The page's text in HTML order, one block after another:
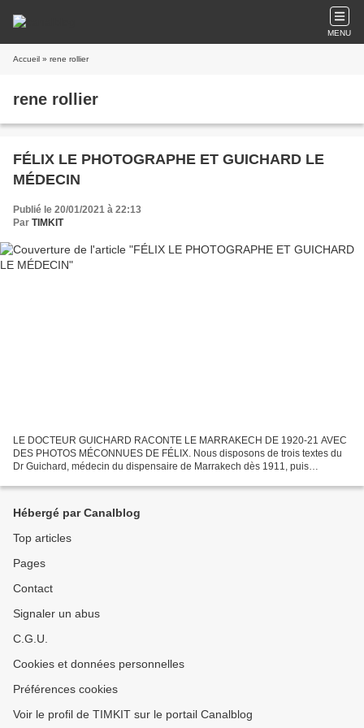
MENU
Accueil » rene rollier
rene rollier
FÉLIX LE PHOTOGRAPHE ET GUICHARD LE
MÉDECIN
Publié le 20/01/2021 à 22:13
Par TIMKIT
LE DOCTEUR GUICHARD RACONTE LE MARRAKECH DE 1920-21 AVEC
DES PHOTOS MÉCONNUES DE FÉLIX. Nous disposons de trois textes du
Dr Guichard, médecin du dispensaire de Marrakech dès 1911, puis
Hébergé par Canalblog
Top articles
Pages
Contact
Signaler un abus
C.G.U.
Cookies et données personnelles
Préférences cookies
Voir le profil de TIMKIT sur le portail Canalblog